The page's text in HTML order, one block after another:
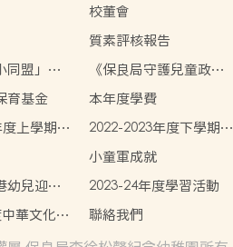
校董會
質素評核報告
同盟」計
《保良局守護兒童政
策》
育基金 本年度學費
上學期學
2022-2023年度下學期學
生書簿雜費
小童軍成就
幼兒迎新
異獎
2023-24年度學習活動
華文化學
聯絡我們